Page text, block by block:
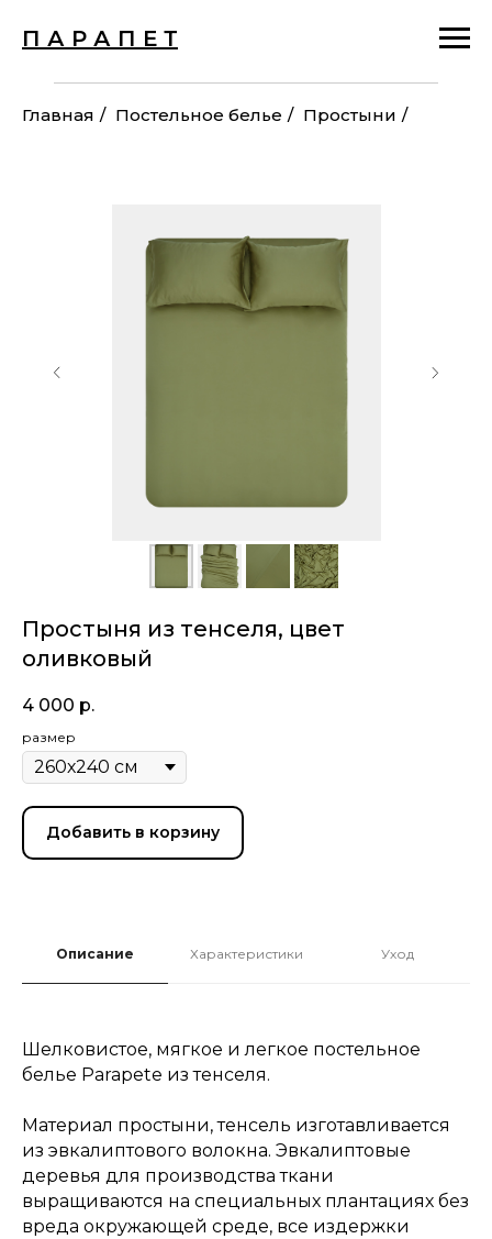
П А Р А П Е Т
Главная / Постельное белье / Простыни /
Простыня из тенселя, цвет
оливковый
4 000 р.
размер
Добавить в корзину
Описание Характеристики Уход
Шелковистое, мягкое и легкое постельное
белье Parapete из тенселя.
Материал простыни, тенсель изготавливается
из эвкалиптового волокна. Эвкалиптовые
деревья для производства ткани
выращиваются на специальных плантациях без
вреда окружающей среде, все издержки